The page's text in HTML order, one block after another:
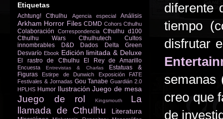
diferente
tiempo
disfrutar
semanas
creo que
de
Etiquetas
Achtung! Cthulhu Agencia especial Análisis
Arkham Horror Files CDMD Cohors Cthulhu
Colaboración Correspondencia Cthulhu d100
Cthulhu Wars
Cthulhutech
Cultos
innombrables
D&D Dados
Delta Green
Desvarío Ebook Edición limitada & Deluxe
El rastro de Cthulhu El Rey de Amarillo
Encuesta Entrevistas & Charlas
Estatuas &
Figuras
Estirpe de Dunwich Exposición
FATE
Festivales & Jornadas Gou Tanabe Guardián 2.0
HPLHS Humor Ilustración Juego de mesa
Juego de rol Kingsmouth
La
llamada de Cthulhu
Literatura